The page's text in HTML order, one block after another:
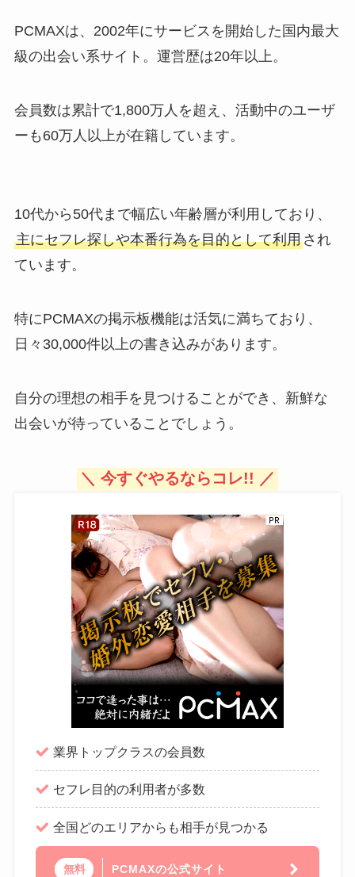
PCMAXは、2002年にサービスを開始した国内最大
級の出会い系サイト。運営歴は20年以上。
会員数は累計で1,800万人を超え、活動中のユーザ
ーも60万人以上が在籍しています。
10代から50代まで幅広い年齢層が利用しており、
主にセフレ探しや本番行為を目的として利用され
ています。
特にPCMAXの掲示板機能は活気に満ちており、
日々30,000件以上の書き込みがあります。
自分の理想の相手を見つけることができ、新鮮な
出会いが待っていることでしょう。
＼ 今すぐやるならコレ!! ／
業界トップクラスの会員数
セフレ目的の利用者が多数
全国どのエリアからも相手が見つかる
無料 PCMAXの公式サイト